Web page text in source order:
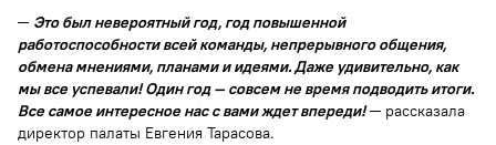
─ Это был невероятный год, год повышенной
работоспособности всей команды, непрерывного общения,
обмена мнениями, планами и идеями. Даже удивительно, как
мы все успевали! Один год — совсем не время подводить итоги.
Все самое интересное нас с вами ждет впереди!─ рассказала
директор палаты Евгения Тарасова.